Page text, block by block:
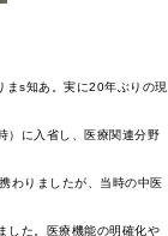
まs知あ。実に20年ぶりの現
）に入省し、医療関連分野
わりましたが、当時の中医
した。医療機能の明確化や